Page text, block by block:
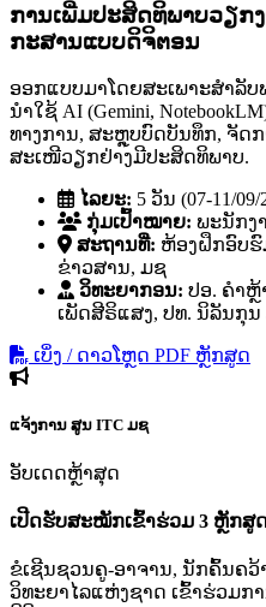
ການເພີ່ມປະສິດທິພາບວຽກ
ກະສານແບບດິຈິຕອນ
ອອກແບບມາໂດຍສະເພາະສຳລັ
ນຳໃຊ້ AI (Gemini,
ທາງການ, ສະຫຼຸບບົດບັນທຶກ, ຈັດ
ສະເໜີວຽກຢ່າງມີປະສິດທິພາບ.
ໄລຍະ: 5 ວັນ (07-11/09/
ກຸ່ມເປົ້າໝາຍ: ພະນັກງ
ສະຖານທີ່: ຫ້ອງຝຶກອົບຮົ
ຂ່າວສານ, ມຊ
ວິທະຍາກອນ: ປອ. ຄໍາຫຼ້
ເພັດສີຣິແສງ, ປທ. ນິລັນກຸນ
ເບິ່ງ / ດາວໂຫຼດ PDF ຫຼັກສູດ
ແຈ້ງການ ສູນ ITC ມຊ
ອັບເດດຫຼ້າສຸດ
ເປີດຮັບສະໝັກເຂົ້າຮ່ວມ 3 ຫຼັກສູ
ຂໍເຊີນຊວນຄູ-ອາຈານ, ນັກຄົ້ນຄ
ວິທະຍາໄລແຫ່ງຊາດ ເຂົ້າຮ່ວມ